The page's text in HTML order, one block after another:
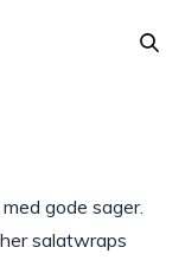
gode sager.
salatwraps